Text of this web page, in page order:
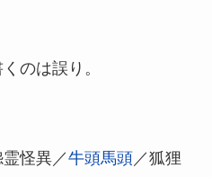
のは誤り。
怪異／牛頭馬頭／狐狸